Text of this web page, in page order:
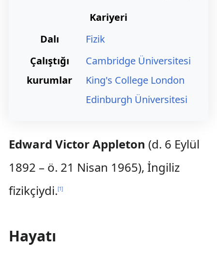
Kariyeri
Dalı
Fizik
Çalıştığı
kurumlar
Cambridge Üniversitesi
King's College London
Edinburgh Üniversitesi
Edward Victor Appleton (d. 6 Eylül
1892 – ö. 21 Nisan 1965), İngiliz
fizikçiydi.[1]
Hayatı